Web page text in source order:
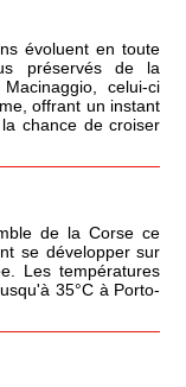
évoluent en toute
préservés de la
celui-ci
offrant un instant
chance de croiser
de la Corse ce
se développer sur
Les températures
35°C à Porto-